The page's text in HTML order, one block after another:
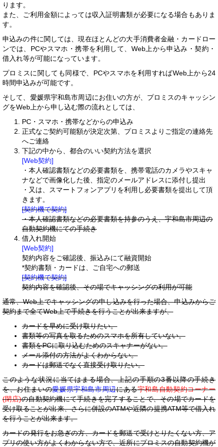
ります。
また、ご利用金額によっては収入証明書類が必要になる場合もありま
す。
申込みの件に関しては、現在ほとんどの大手消費者金融・カードロー
ンでは、PCやスマホ・携帯を利用して、Web上から申込み・契約・
借入れ等が可能になっています。
プロミスに関しても同様で、PCやスマホを利用すればWeb上から24
時間申込みが可能です。
そして、愛媛県宇和島市周辺にお住いの方が、プロミスのキャッシン
グをWeb上から申し込む際の流れとしては、
PC・スマホ・携帯などからの申込み
正式なご契約可能額が決定次第、プロミスよりご指定の連絡先
へご連絡
下記の中から、都合のいい契約方法を選択
[Web契約]
・本人確認書類などの必要書類を、携帯電話のカメラやスキャ
ナなどで画像化した後、指定のメールアドレスに添付し提出
・又は、スマートフォンアプリを利用し必要書類を提出して頂
きます。
[契約機で契約]
・本人確認書類などの必要書類を持参のうえ、宇和島市周辺の
自動契約機にての手続き
借入れ開始
[Web契約]
契約内容をご確認後、振込みにて融資開始
*契約書類・カードは、ご自宅への郵送
[契約機で契約]
契約内容を確認後、その場でキャッシングの利用が可能
通常、Web上でキャッシングの申し込みを行った場合、申込みからご
契約まで全てWeb上で手続きを行うことが出来ますが、
カードを早めに受け取りたい。
書類等の写真を取るためのスマホを所有していない。
書類をPCに取り込むためのスキャナーがない。
メール添付の方法がよくわからない。
カードは郵送でなく直接受け取りたい。
このような状況に当てはまる場合、上記の手順の3番以降の手続き
を、お住まいの愛媛県宇和島市周辺にある宇和島自動契約コーナー
(閉店)の自動契約機にて手続きを完了することで、その場でカードを
受け取ることが出来、さらに併設のATMや近隣の提携ATM等で借入れ
を行うことが出来ます。
カードの発行をお急ぎの方、カードを郵送で受けとりたくない方、ア
プリの使い方がよくわからない方で、近所にプロミスの自動契約機が